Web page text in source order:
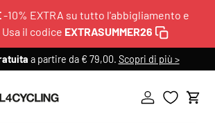
-10% EXTRA su tutto l'abbigliamento e
il codice EXTRASUMMER26
a partire da € 79,00. Scopri di più >
Accedi